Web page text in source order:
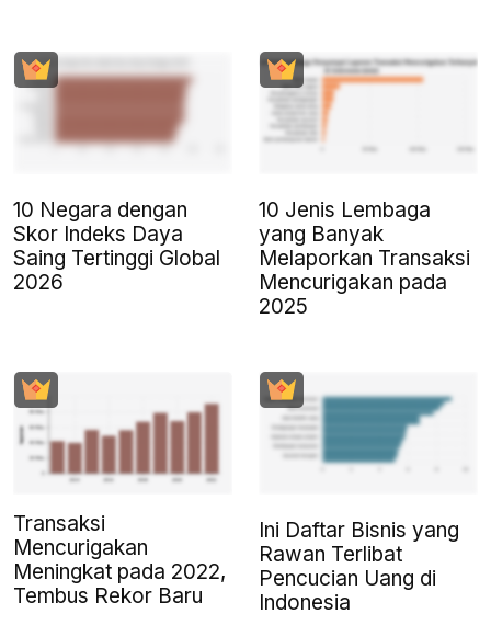
10 Negara dengan
Skor Indeks Daya
Saing Tertinggi Global
2026
10 Jenis Lembaga
yang Banyak
Melaporkan Transaksi
Mencurigakan pada
2025
Transaksi
Mencurigakan
Meningkat pada 2022,
Tembus Rekor Baru
Ini Daftar Bisnis yang
Rawan Terlibat
Pencucian Uang di
Indonesia